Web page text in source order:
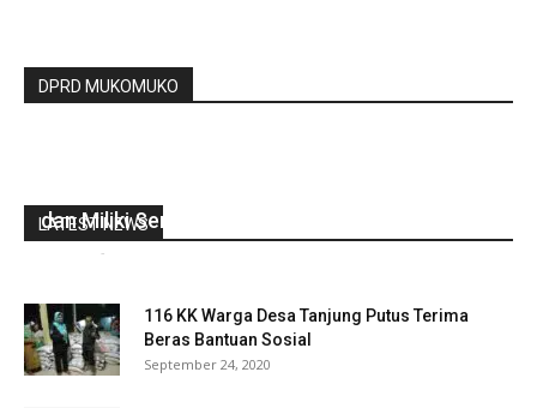
DPRD MUKOMUKO
LATEST NEWS
dan Miliki Sensitivitas Sosial
-
116 KK Warga Desa Tanjung Putus Terima
Beras Bantuan Sosial
September 24, 2020